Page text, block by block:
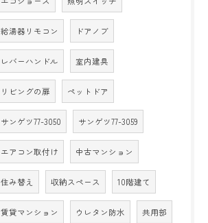
給湯器リモコン ドアノブ
レバーハンドル 室内建具
リビングの扉 ペットドア
サンゲツ77-3050 サンゲツ77-3059
エアコン取付け 中古マンション
住み替え 収納スペース 10階建て
賃貸マンション ウレタン防水 共用部